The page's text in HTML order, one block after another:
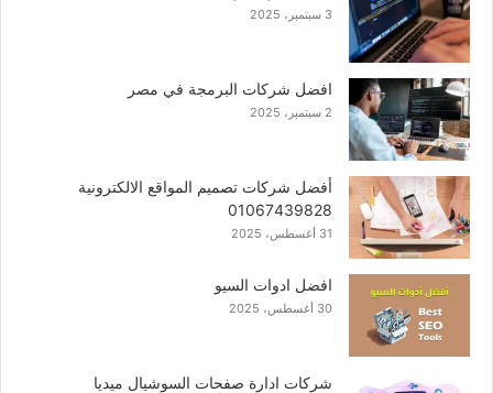
3 سبتمبر، 2025
افضل شركات البرمجة في مصر
2 سبتمبر، 2025
أفضل شركات تصميم المواقع الالكترونية
01067439828
31 أغسطس، 2025
افضل ادوات السيو
30 أغسطس، 2025
شركات ادارة صفحات السوشيال ميديا